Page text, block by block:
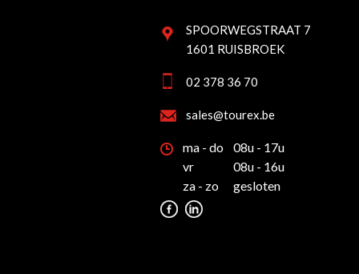
SPOORWEGSTRAAT 7
1601 RUISBROEK
02 378 36 70
sales@tourex.be
ma - do
08u - 17u
vr
08u - 16u
za - zo
gesloten